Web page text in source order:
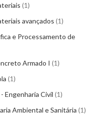
1
avançados 1
e Processamento de
Armado I 1
1
Engenharia Civil 1
Ambiental e Sanitária 1